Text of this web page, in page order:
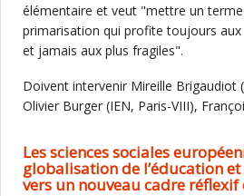
élémentaire et veut "mettre un
primarisation qui profite toujours aux
et jamais aux plus fragiles".
Doivent intervenir Mireille Brigaudiot
Olivier Burger (IEN, Paris-VIII),
Les sciences sociales
globalisation de l’éducation
vers un nouveau cadre réflexif